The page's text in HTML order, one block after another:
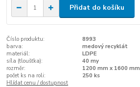
Přidat do košíku
Číslo produktu:
8993
barva:
medový recyklát
materiál:
LDPE
síla (tloušťka):
40 my
rozměr:
1200 mm x 1600 mm
počet ks na roli:
250 ks
Hlídat cenu / dostupnost